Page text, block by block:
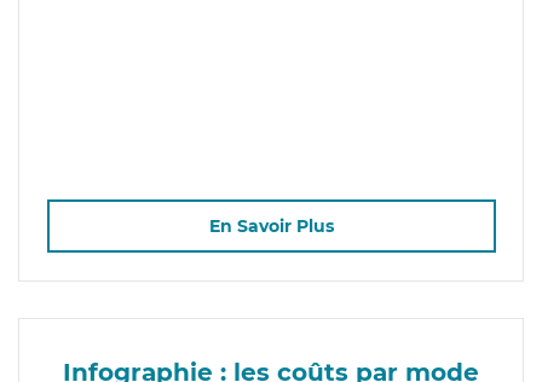
En Savoir Plus
Infographie : les coûts par mode